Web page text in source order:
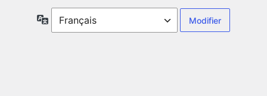
Langue